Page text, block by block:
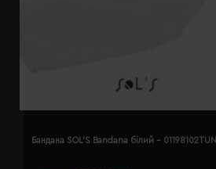
Бандана SOL'S Bandana білий - 01198102TUN